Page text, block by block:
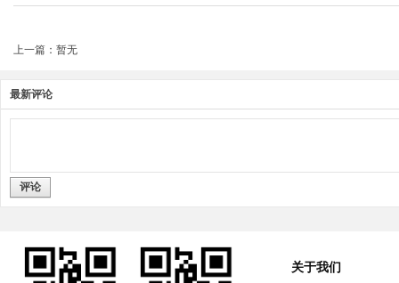
上一篇：暂无
最新评论
评论
关于我们